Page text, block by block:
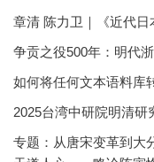
章清 陈力卫｜《近代
争贡之役500年：明代
如何将任何文本语料库
2025台湾中研院明清研
专题：从唐宋变革到大